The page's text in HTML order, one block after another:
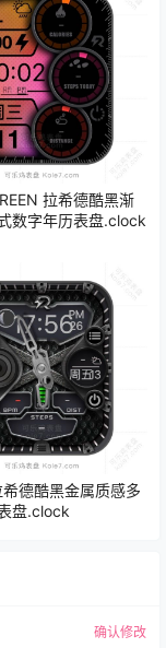
拉希德酷黑渐
数字年历表盘.clock
德酷黑金属质感多
盘.clock
确认修改